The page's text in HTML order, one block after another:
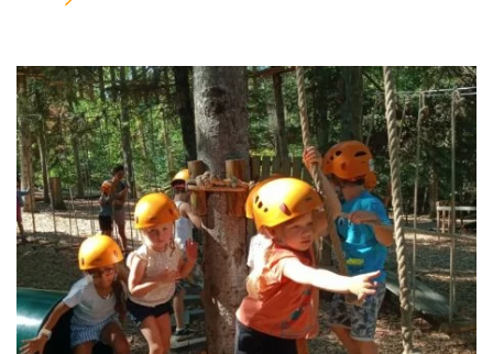
l'article